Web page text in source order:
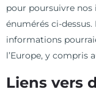
pour poursuivre
énumérés ci-
informations
l’Europe, y compris
Liens vers